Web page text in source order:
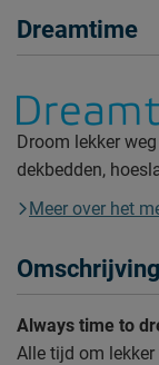
Dreamtime
Droom lekker
dekbedden,
Meer over het
Omschrijving
Always time to
Alle tijd om